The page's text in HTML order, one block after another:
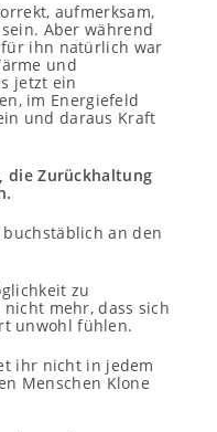
aufmerksam,
Aber während
ihn natürlich war
und
jetzt ein
im Energiefeld
und daraus Kraft
die Zurückhaltung
an den
zu
mehr, dass sich
unwohl fühlen.
ihr nicht in jedem
Menschen Klone